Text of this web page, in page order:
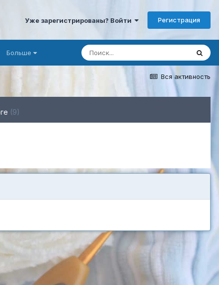
Уже зарегистрированы? Войти Регистрация
Больше
Вся активность
(9)